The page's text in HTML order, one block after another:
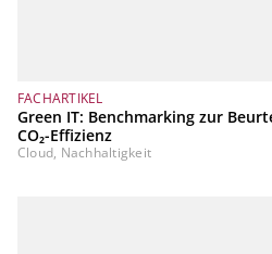
FACHARTIKEL
Green IT: Benchmarking zur
CO₂-Effizienz
Cloud, Nachhaltigkeit